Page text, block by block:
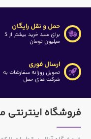
حمل و نقل رایگان
برای سبد خرید بیشتر از 5
میلیون تومان
ارسال فوری
تحویل روزانه سفارشات به
شرکت های حمل
فروشگاه اینترنتی